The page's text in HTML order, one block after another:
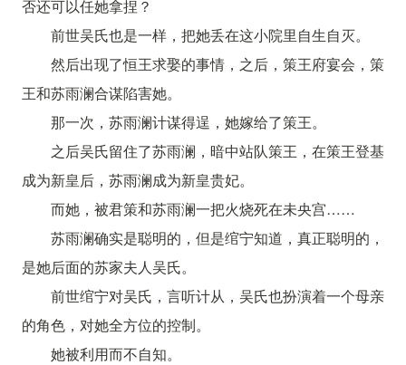
否还可以任她拿捏？
前世吴氏也是一样，把她丢在这小院里自生自灭。
然后出现了恒王求娶的事情，之后，策王府宴会，策
王和苏雨澜合谋陷害她。
那一次，苏雨澜计谋得逞，她嫁给了策王。
之后吴氏留住了苏雨澜，暗中站队策王，在策王登基
成为新皇后，苏雨澜成为新皇贵妃。
而她，被君策和苏雨澜一把火烧死在未央宫……
苏雨澜确实是聪明的，但是绾宁知道，真正聪明的，
是她后面的苏家夫人吴氏。
前世绾宁对吴氏，言听计从，吴氏也扮演着一个母亲
的角色，对她全方位的控制。
她被利用而不自知。